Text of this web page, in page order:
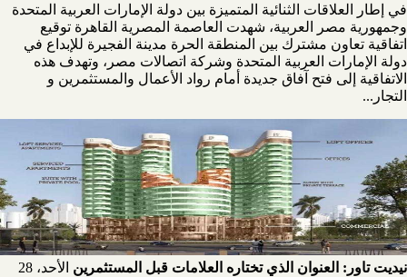
في إطار العلاقات الثنائية المتميزة بين دولة الإمارات العربية المتحدة
وجمهورية مصر العربية، شهدت العاصمة المصرية القاهرة توقيع
اتفاقية تعاون مشترك بين المنطقة الحرة مدينة الفجيرة للإبداع في
دولة الإمارات العربية المتحدة وشركة اتصالات مصر، وتهدف هذه
الاتفاقية إلى فتح آفاق جديدة أمام رواد الأعمال والمستثمرين و
التجار...
نيديت تاور: العنوان الذي تختاره العلامات قبل المستثمرين
الأحد، 28